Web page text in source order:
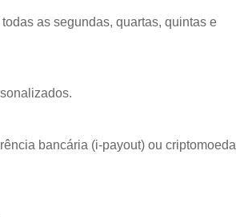
as segundas, quartas, quintas e
bancária (i-payout) ou criptomoeda